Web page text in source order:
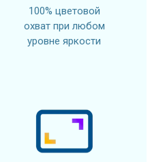
100% цветовой
охват при любом
уровне яркости